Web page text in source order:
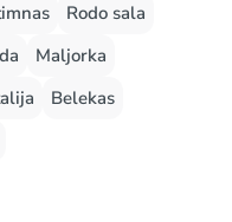
Rodo sala
Maljorka
Belekas